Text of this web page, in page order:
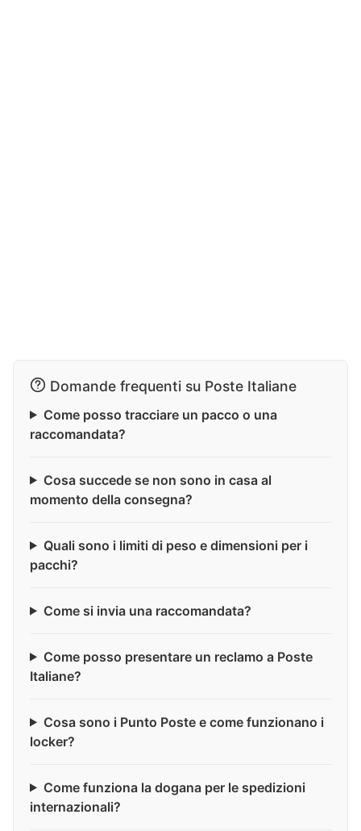
Domande frequenti su Poste Italiane
Come posso tracciare un pacco o una
raccomandata?
Cosa succede se non sono in casa al
momento della consegna?
Quali sono i limiti di peso e dimensioni per i
pacchi?
Come si invia una raccomandata?
Come posso presentare un reclamo a Poste
Italiane?
Cosa sono i Punto Poste e come funzionano i
locker?
Come funziona la dogana per le spedizioni
internazionali?